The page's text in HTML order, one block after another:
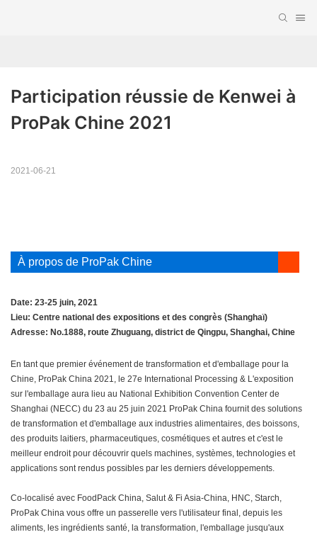
Participation réussie de Kenwei à
ProPak Chine 2021
2021-06-21
À propos de ProPak Chine
Date: 23-25 ​​juin, 2021
Lieu: Centre national des expositions et des congrès (Shanghaï)
Adresse: No.1888, route Zhuguang, district de Qingpu, Shanghai, Chine
En tant que premier événement de transformation et d'emballage pour la
Chine, ProPak China 2021, le 27e International Processing & L'exposition
sur l'emballage aura lieu au National Exhibition Convention Center de
Shanghai (NECC) du 23 au 25 juin 2021 ProPak China fournit des solutions
de transformation et d'emballage aux industries alimentaires, des boissons,
des produits laitiers, pharmaceutiques, cosmétiques et autres et c'est le
meilleur endroit pour découvrir quels machines, systèmes, technologies et
applications sont rendus possibles par les derniers développements.
Co-localisé avec FoodPack China, Salut & Fi Asia-China, HNC, Starch,
ProPak China vous offre un passerelle vers l'utilisateur final, depuis les
aliments, les ingrédients santé, la transformation, l'emballage jusqu'aux